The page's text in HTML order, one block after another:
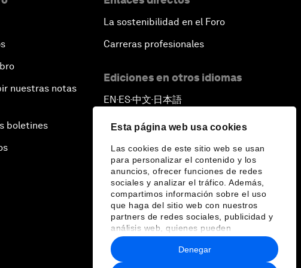
Esta página web usa cookies
Las cookies de este sitio web se usan
para personalizar el contenido y los
anuncios, ofrecer funciones de redes
sociales y analizar el tráfico. Además,
compartimos información sobre el uso
que haga del sitio web con nuestros
partners de redes sociales, publicidad y
análisis web, quienes pueden
combinarla con otra información que les
haya proporcionado o que hayan
recopilado a partir del uso que haya
Denegar
nuestras notas
boletines
La sostenibilidad en el Foro
Carreras profesionales
Ediciones en otros idiomas
EN ▪ ES▪中文▪ 日本語